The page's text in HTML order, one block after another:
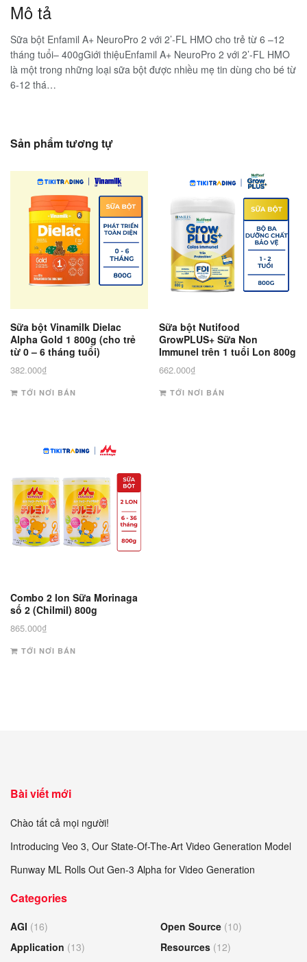
Mô tả
Sữa bột Enfamil A+ NeuroPro 2 với 2’-FL HMO cho trẻ từ 6 –12
tháng tuổi– 400gGiới thiệuEnfamil A+ NeuroPro 2 với 2’-FL HMO
là một trong những loại sữa bột được nhiều mẹ tin dùng cho bé từ
6-12 thá…
Sản phẩm tương tự
Sữa bột Vinamilk Dielac
Alpha Gold 1 800g (cho trẻ
từ 0 – 6 tháng tuổi)
382.000₫
TỚI NƠI BÁN
Sữa bột Nutifood
GrowPLUS+ Sữa Non
Immunel trên 1 tuổi Lon 800g
662.000₫
TỚI NƠI BÁN
Combo 2 lon Sữa Morinaga
số 2 (Chilmil) 800g
865.000₫
TỚI NƠI BÁN
Bài viết mới
Chào tất cả mọi người!
Introducing Veo 3, Our State-Of-The-Art Video Generation Model
Runway ML Rolls Out Gen-3 Alpha for Video Generation
Categories
AGI (16)
Application (13)
Open Source (10)
Resources (12)